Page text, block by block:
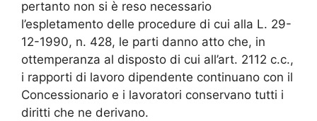
pertanto non si è reso necessario
l’espletamento delle procedure di cui alla L. 29-
12-1990, n. 428, le parti danno atto che, in
ottemperanza al disposto di cui all’art. 2112 c.c.,
i rapporti di lavoro dipendente continuano con il
Concessionario e i lavoratori conservano tutti i
diritti che ne derivano.